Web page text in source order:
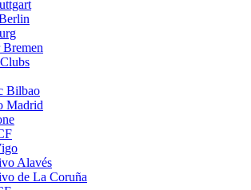
Bremen
Bilbao
Madrid
Alavés
de La Coruña